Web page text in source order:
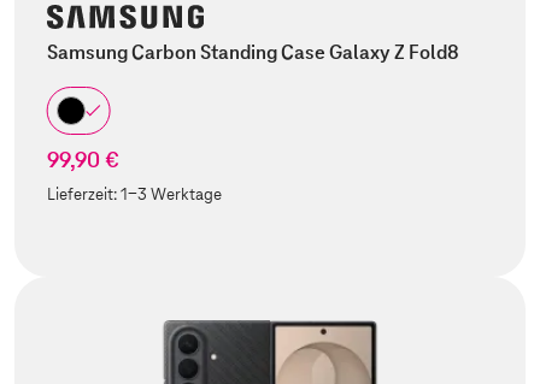
Samsung Carbon Standing Case Galaxy Z Fold8
99,90 €
Lieferzeit:1-3 Werktage